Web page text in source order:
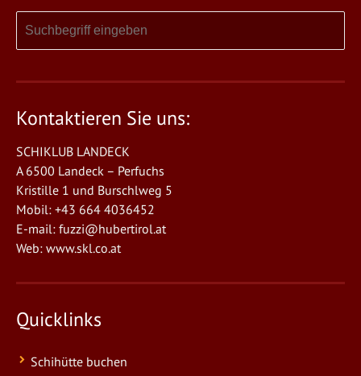
Kontaktieren Sie uns:
SCHIKLUB LANDECK
A 6500 Landeck – Perfuchs
Kristille 1 und Burschlweg 5
Mobil: +43 664 4036452
E-mail: fuzzi@hubertirol.at
Web: www.skl.co.at
Quicklinks
Schihütte buchen